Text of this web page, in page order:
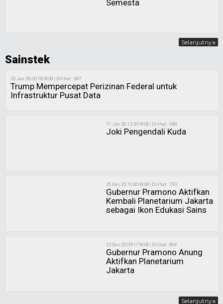
Semesta
Selanjutnya
Sainstek
25 Jun 26, 00:18 WIB | Dilihat : 387
Trump Mempercepat Perizinan Federal untuk
Infrastruktur Pusat Data
11 Jun 26, 12:33 WIB | Dilihat : 548
Joki Pengendali Kuda
26 Des 25, 10:40 WIB | Dilihat : 743
Gubernur Pramono Aktifkan
Kembali Planetarium Jakarta
sebagai Ikon Edukasi Sains
23 Des 25, 09:17 WIB | Dilihat : 804
Gubernur Pramono Anung
Aktifkan Planetarium
Jakarta
Selanjutnya